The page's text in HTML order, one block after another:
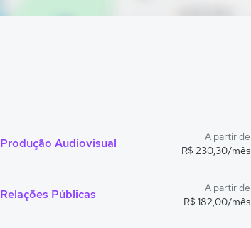
Produção Audiovisual
A partir de
R$ 230,30/mês
Relações Públicas
A partir de
R$ 182,00/mês